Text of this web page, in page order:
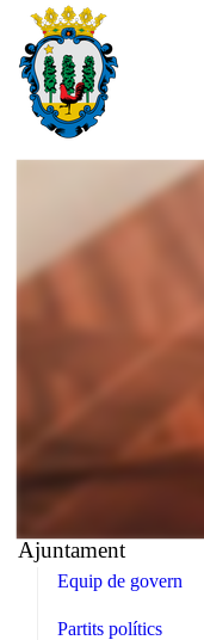
Ajuntament
Equip de govern
Partits polítics